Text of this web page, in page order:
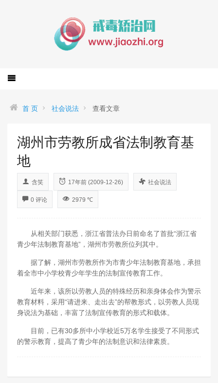
首 页 社会说法 查看文章
湖州市劳教所成省法制教育基
地
含笑 17年前 (2009-12-26) 社会说法
0 评论 2979 ℃
从相关部门获悉，浙江省普法办日前命名了首批“浙江省
青少年法制教育基地”，湖州市劳教所位列其中。
据了解，湖州市劳教所作为市青少年法制教育基地，承担
着全市中小学校青少年学生的法制宣传教育工作。
近年来，该所以劳教人员的特殊经历和亲身体会作为警示
教育材料，采用“请进来、走出去”的帮教形式，以劳教人员现
身说法为基础，丰富了法制宣传教育的形式和载体。
目前，已有30多所中小学校近5万名学生接受了不同形式
的警示教育，提高了青少年的法制意识和法律素质。